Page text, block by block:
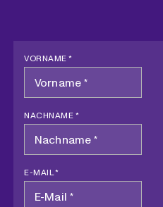
VORNAME *
NACHNAME *
E-MAIL *